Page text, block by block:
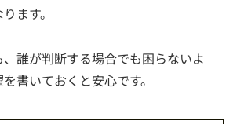
ます。
誰が判断する場合でも困らないよ
書いておくと安心です。